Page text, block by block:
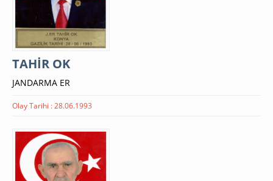
TAHİR OK
JANDARMA ER
Olay Tarihi : 28.06.1993